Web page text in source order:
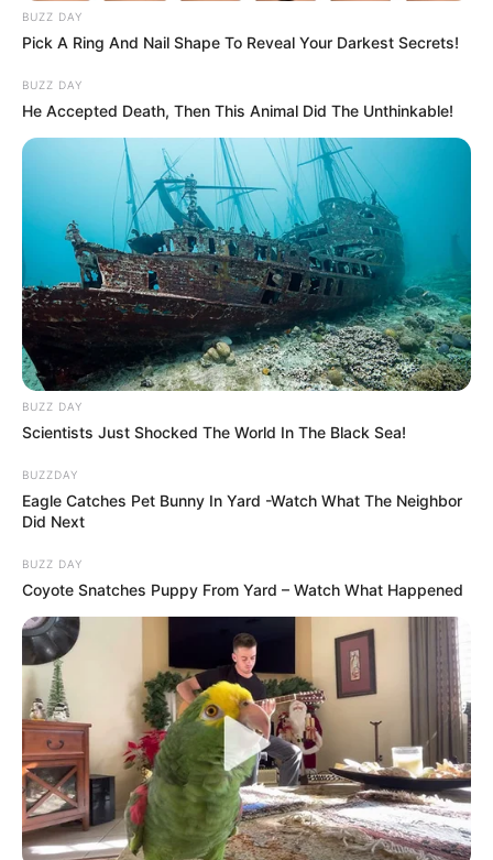
BUZZ DAY
Pick A Ring And Nail Shape To Reveal Your Darkest Secrets!
BUZZ DAY
He Accepted Death, Then This Animal Did The Unthinkable!
BUZZ DAY
Scientists Just Shocked The World In The Black Sea!
BUZZDAY
Eagle Catches Pet Bunny In Yard -Watch What The Neighbor
Did Next
BUZZ DAY
Coyote Snatches Puppy From Yard – Watch What Happened